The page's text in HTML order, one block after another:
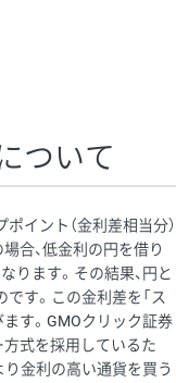
ついて
イント（金利差相当分）
合、低金利の円を借り
ります。その結果、円と
す。この金利差を「ス
ます。GMOクリック証券
方式を採用しているた
り金利の高い通貨を買う